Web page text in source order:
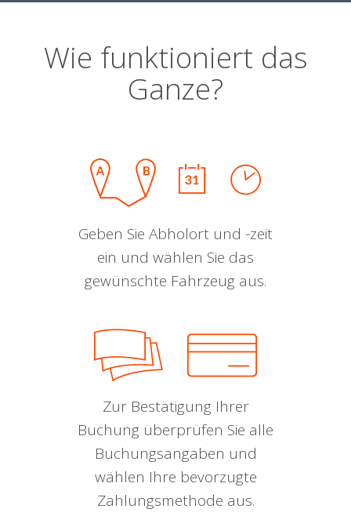
Wie funktioniert das
Ganze?
Geben Sie Abholort und -zeit
ein und wählen Sie das
gewünschte Fahrzeug aus.
Zur Bestätigung Ihrer
Buchung überprüfen Sie alle
Buchungsangaben und
wählen Ihre bevorzugte
Zahlungsmethode aus.